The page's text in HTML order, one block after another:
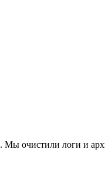
Мы очистили логи и